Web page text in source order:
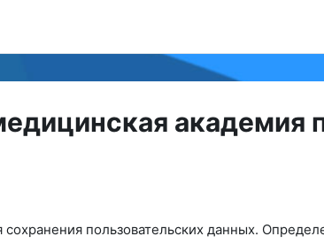
академия
пользовательских данных.